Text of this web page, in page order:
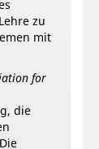
zu
mit
for
die